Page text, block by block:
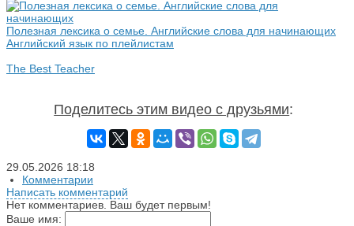
Полезная лексика о семье. Английские слова для начинающих
Английский язык по плейлистам
The Best Teacher
Поделитесь этим видео с друзьями:
29.05.2026 18:18
Комментарии
Написать комментарий
Нет комментариев. Ваш будет первым!
Ваше имя: